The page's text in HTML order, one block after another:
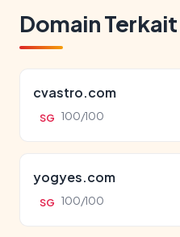
Domain Terkait
cvastro.com
SG 100/100
yogyes.com
SG 100/100